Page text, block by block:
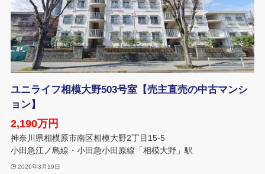
ユニライフ相模大野503号室【売主直売の中古マンシ
ョン】
2,190万円
神奈川県相模原市南区相模大野2丁目15-5
小田急江ノ島線・小田急小田原線「相模大野」駅
2026年3月19日